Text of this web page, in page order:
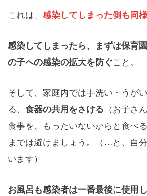
これは、感染してしまった側も同様
感染してしまったら、まずは保育
の子への感染の拡大を防ぐこと。
そして、家庭内では手洗い・うが
る、食器の共用をさける （お子さ
食事を、もったいないからと食べ
までは避けましょう。（…と、自
います）
お風呂も感染者は一番最後に使用